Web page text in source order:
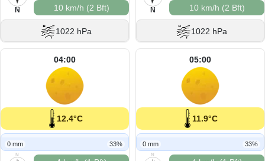
S
N
10 km/h (2 Bft)
1022 hPa
S
N
10 km/h (2 Bft)
1022 hPa
04:00
12.4°C
0 mm 33%
N
05:00
11.9°C
0 mm 33%
N